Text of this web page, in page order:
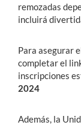
remozadas
incluirá
Para asegurar
completar el
inscripciones
2024
Además, la